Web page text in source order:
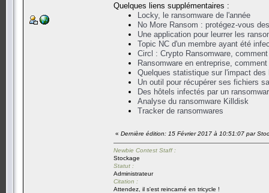
Quelques liens supplémentaires :
Locky, le ransomware de l'année
No More Ransom : protégez-vous
Une application pour leurrer les
Topic NC d'un membre ayant été
Circl : Crypto Ransomware,
Ransomware en entreprise, comment
Quelques statistique sur l'impact des
Un outil pour récupérer ses fichiers
Des hôtels infectés par un
Analyse du ransomware Killdisk
Tracker de ransomwares
« Dernière édition: 15 Février 2017 à 10:51:07 par
Newbie Contest Staff :
Stockage
Statut :
Administrateur
Citation :
Attendez, il s'est reincarné en tricycle !